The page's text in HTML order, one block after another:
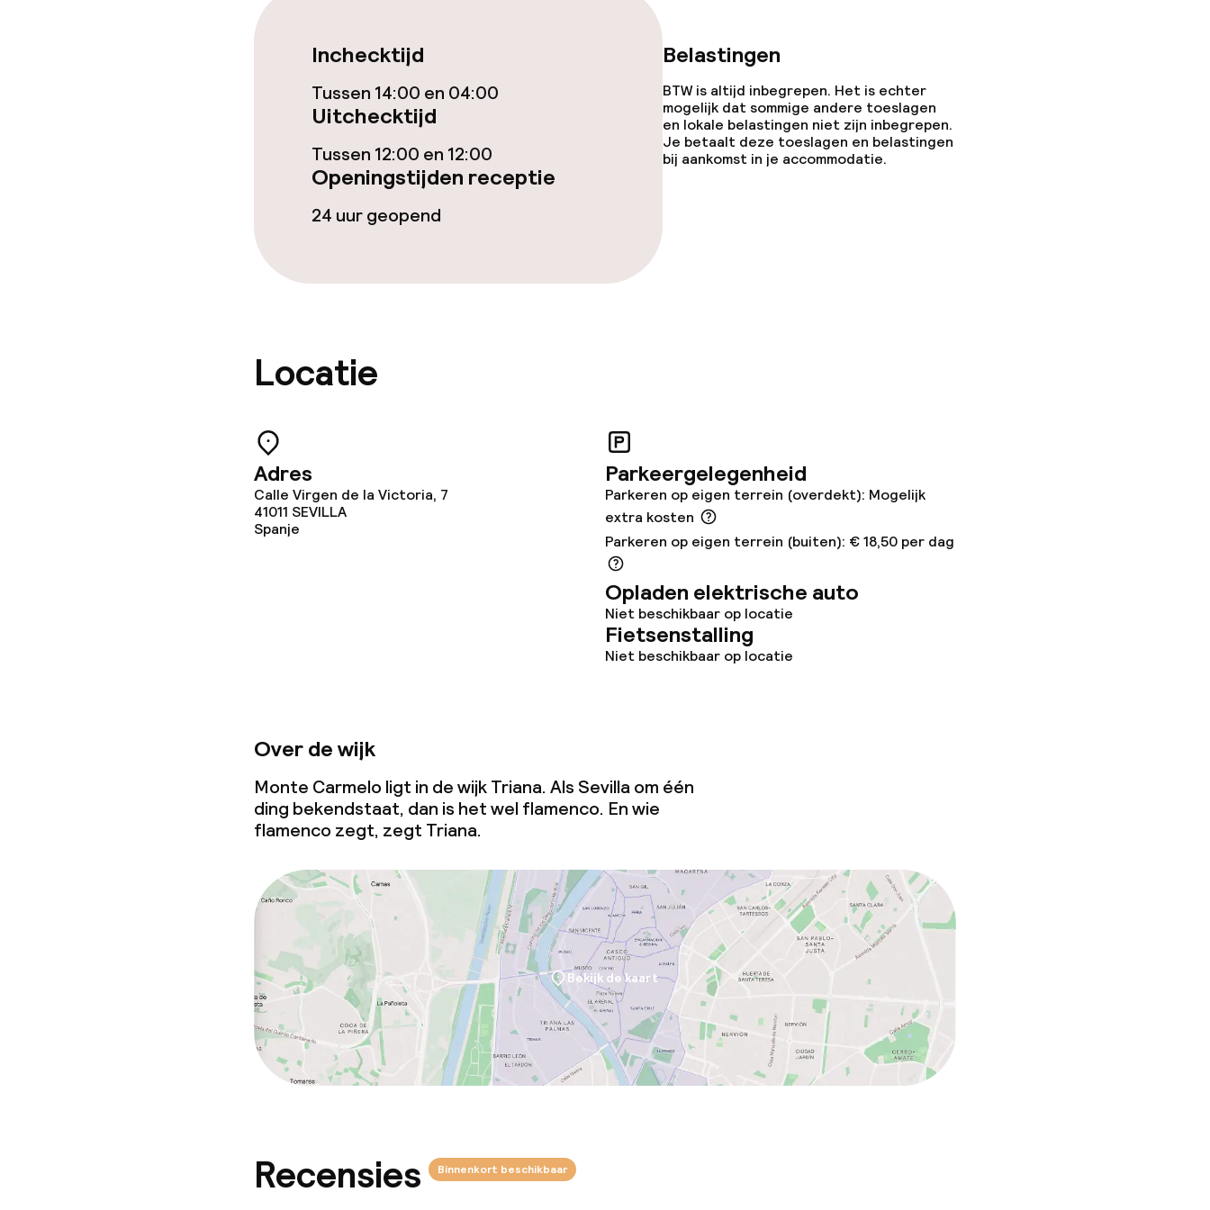
Beleid
Overal rookvrij
Uitsluitend volwassenen
Vrijgezellenfeesten of andere
feesten niet toegestaan
Inchecktijd
Tussen 14:00 en 04:00
Uitchecktijd
Tussen 12:00 en 12:00
Openingstijden receptie
24 uur geopend
Belastingen
BTW is altijd inbegrepen. Het is echter
mogelijk dat sommige andere toeslagen
en lokale belastingen niet zijn inbegrepen.
Je betaalt deze toeslagen en belastingen
bij aankomst in je accommodatie.
Locatie
Adres
Calle Virgen de la Victoria, 7
41011 SEVILLA
Spanje
Parkeergelegenheid
Parkeren op eigen terrein (overdekt): Mogelijk
extra kosten
Parkeren op eigen terrein (buiten): € 18,50 per dag
Opladen elektrische auto
Niet beschikbaar op locatie
Fietsenstalling
Niet beschikbaar op locatie
Over de wijk
Monte Carmelo ligt in de wijk Triana. Als Sevilla om één
ding bekendstaat, dan is het wel flamenco. En wie
flamenco zegt, zegt Triana.
Bekijk de kaart
Recensies Binnenkort beschikbaar